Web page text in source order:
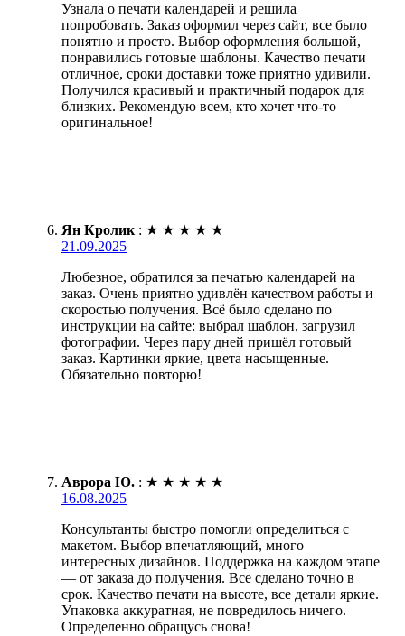
Узнала о печати календарей и решила
попробовать. Заказ оформил через сайт, все было
понятно и просто. Выбор оформления большой,
понравились готовые шаблоны. Качество печати
отличное, сроки доставки тоже приятно удивили.
Получился красивый и практичный подарок для
близких. Рекомендую всем, кто хочет что-то
оригинальное!
Ян Кролик : ★ ★ ★ ★ ★
21.09.2025
Любезное, обратился за печатью календарей на
заказ. Очень приятно удивлён качеством работы и
скоростью получения. Всё было сделано по
инструкции на сайте: выбрал шаблон, загрузил
фотографии. Через пару дней пришёл готовый
заказ. Картинки яркие, цвета насыщенные.
Обязательно повторю!
Аврора Ю. : ★ ★ ★ ★ ★
16.08.2025
Консультанты быстро помогли определиться с
макетом. Выбор впечатляющий, много
интересных дизайнов. Поддержка на каждом этапе
— от заказа до получения. Все сделано точно в
срок. Качество печати на высоте, все детали яркие.
Упаковка аккуратная, не повредилось ничего.
Определенно обращусь снова!